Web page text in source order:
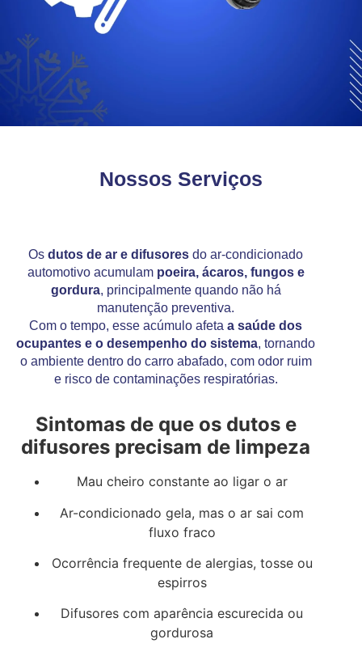
Nossos Serviços
Osdutos de ar e difusores do ar-condicionado
automotivo acumulam poeira, ácaros, fungos e
gordura, principalmente quando não há
manutenção preventiva.
Com o tempo, esse acúmulo afetaa saúde dos
ocupantes e o desempenho do sistema, tornando
o ambiente dentro do carro abafado, com odor ruim
e risco de contaminações respiratórias.
Sintomas de que os dutos e
difusores precisam de limpeza
Mau cheiro constante ao ligar o ar
Ar-condicionado gela, mas o ar sai com
fluxo fraco
Ocorrência frequente de alergias, tosse ou
espirros
Difusores com aparência escurecida ou
gordurosa